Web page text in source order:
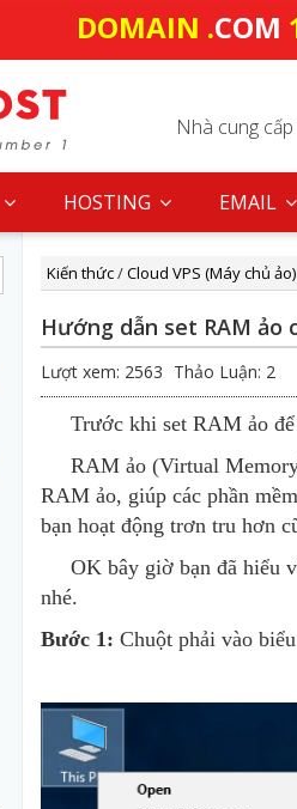
DOMAIN .COM
Nhà cung
HOSTING EMAIL
Kiến thức/Cloud VPS (Máy chủ ảo)
Hướng dẫn set RAM
Lượt xem: 2563 Thảo Luận: 2
Trước khi set RAM ảo để
RAM ảo (Virtual Memory)
RAM ảo, giúp các phần
bạn hoạt động trơn tru hơn
OK bây giờ bạn đã hiểu
nhé.
Bước 1: Chuột phải vào